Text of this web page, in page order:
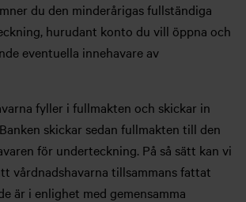
du den minderårigas fullständiga
hurudant konto du vill öppna och
eventuella innehavare av
fyller i fullmakten och skickar in
skickar sedan fullmakten till den
för underteckning. På så sätt kan vi
vårdnadshavarna tillsammans fattat
är i enlighet med gemensamma